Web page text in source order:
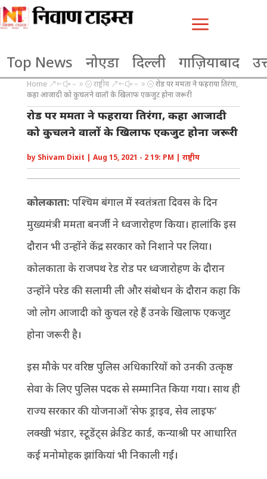
a
Top News नोएडा दिल्ली गाज़ियाबाद
Home &#x39; राष्ट्रीय &#x39; रोड पर ममता ने फहराया तिरंगा,
कहा आजादी को कुचलने वालों के खिलाफ एकजुट होना जरूरी
रोड पर ममता ने फहराया तिरंगा, कहा आजादी
को कुचलने वालों के खिलाफ एकजुट होना जरूरी
by Shivam Dixit | Aug 15, 2021 - 2 19: PM | राष्ट्रीय
कोलकाता: पश्चिम बंगाल में स्वतंत्रता दिवस के दिन
मुख्यमंत्री ममता बनर्जी ने ध्वजारोहण किया। हालांकि इस
दौरान भी उन्होंने केंद्र सरकार को निशाने पर लिया।
कोलकाता के राजपथ रेड रोड पर ध्वजारोहण के दौरान
उन्होंने परेड की सलामी ली और संबोधन के दौरान कहा कि
जो लोग आजादी को कुचल रहे हैं उनके खिलाफ एकजुट
होना जरूरी है।
इस मौके पर वरिष्ठ पुलिस अधिकारियों को उनकी उत्कृष्ठ
सेवा के लिए पुलिस पदक से सम्मानित किया गया। साथ ही
राज्य सरकार की योजनाओं ‘सेफ ड्राइव, सेव लाइफ’
लक्खी भंडार, स्टूडेंट्स क्रेडिट कार्ड, कन्याश्री पर आधारित
कई मनोमोहक झांकियां भी निकाली गईं।